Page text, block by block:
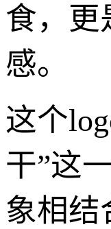
食，更
感。
这个
干”这
象相结